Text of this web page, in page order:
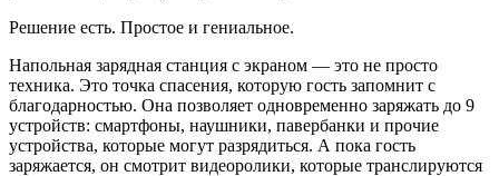
Решение есть. Простое и гениальное.
Напольная зарядная станция с экраном — это не просто
техника. Это точка спасения, которую гость запомнит с
благодарностью. Она позволяет одновременно заряжать до 9
устройств: смартфоны, наушники, павербанки и прочие
устройства, которые могут разрядиться. А пока гость
заряжается, он смотрит видеоролики, которые транслируются